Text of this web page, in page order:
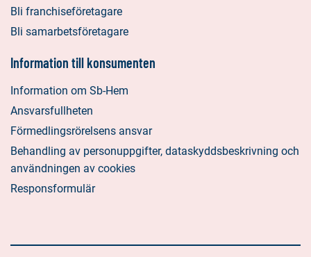
Bli franchiseföretagare
Bli samarbetsföretagare
Information till konsumenten
Information om Sb-Hem
Ansvarsfullheten
Förmedlingsrörelsens ansvar
Behandling av personuppgifter, dataskyddsbeskrivning och
användningen av cookies
Responsformulär